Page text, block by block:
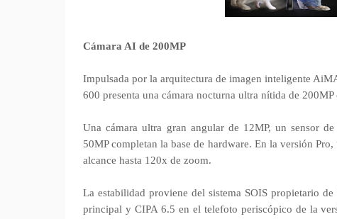
Cámara AI de 200MP
Impulsada por la arquitectura de imagen inteligente
600 presenta una cámara nocturna ultra nítida de
Una cámara ultra gran angular de 12MP, un sensor
50MP completan la base de hardware. En la versión
alcance hasta 120x de zoom.
La estabilidad proviene del sistema SOIS propietario
principal y CIPA 6.5 en el telefoto periscópico de la